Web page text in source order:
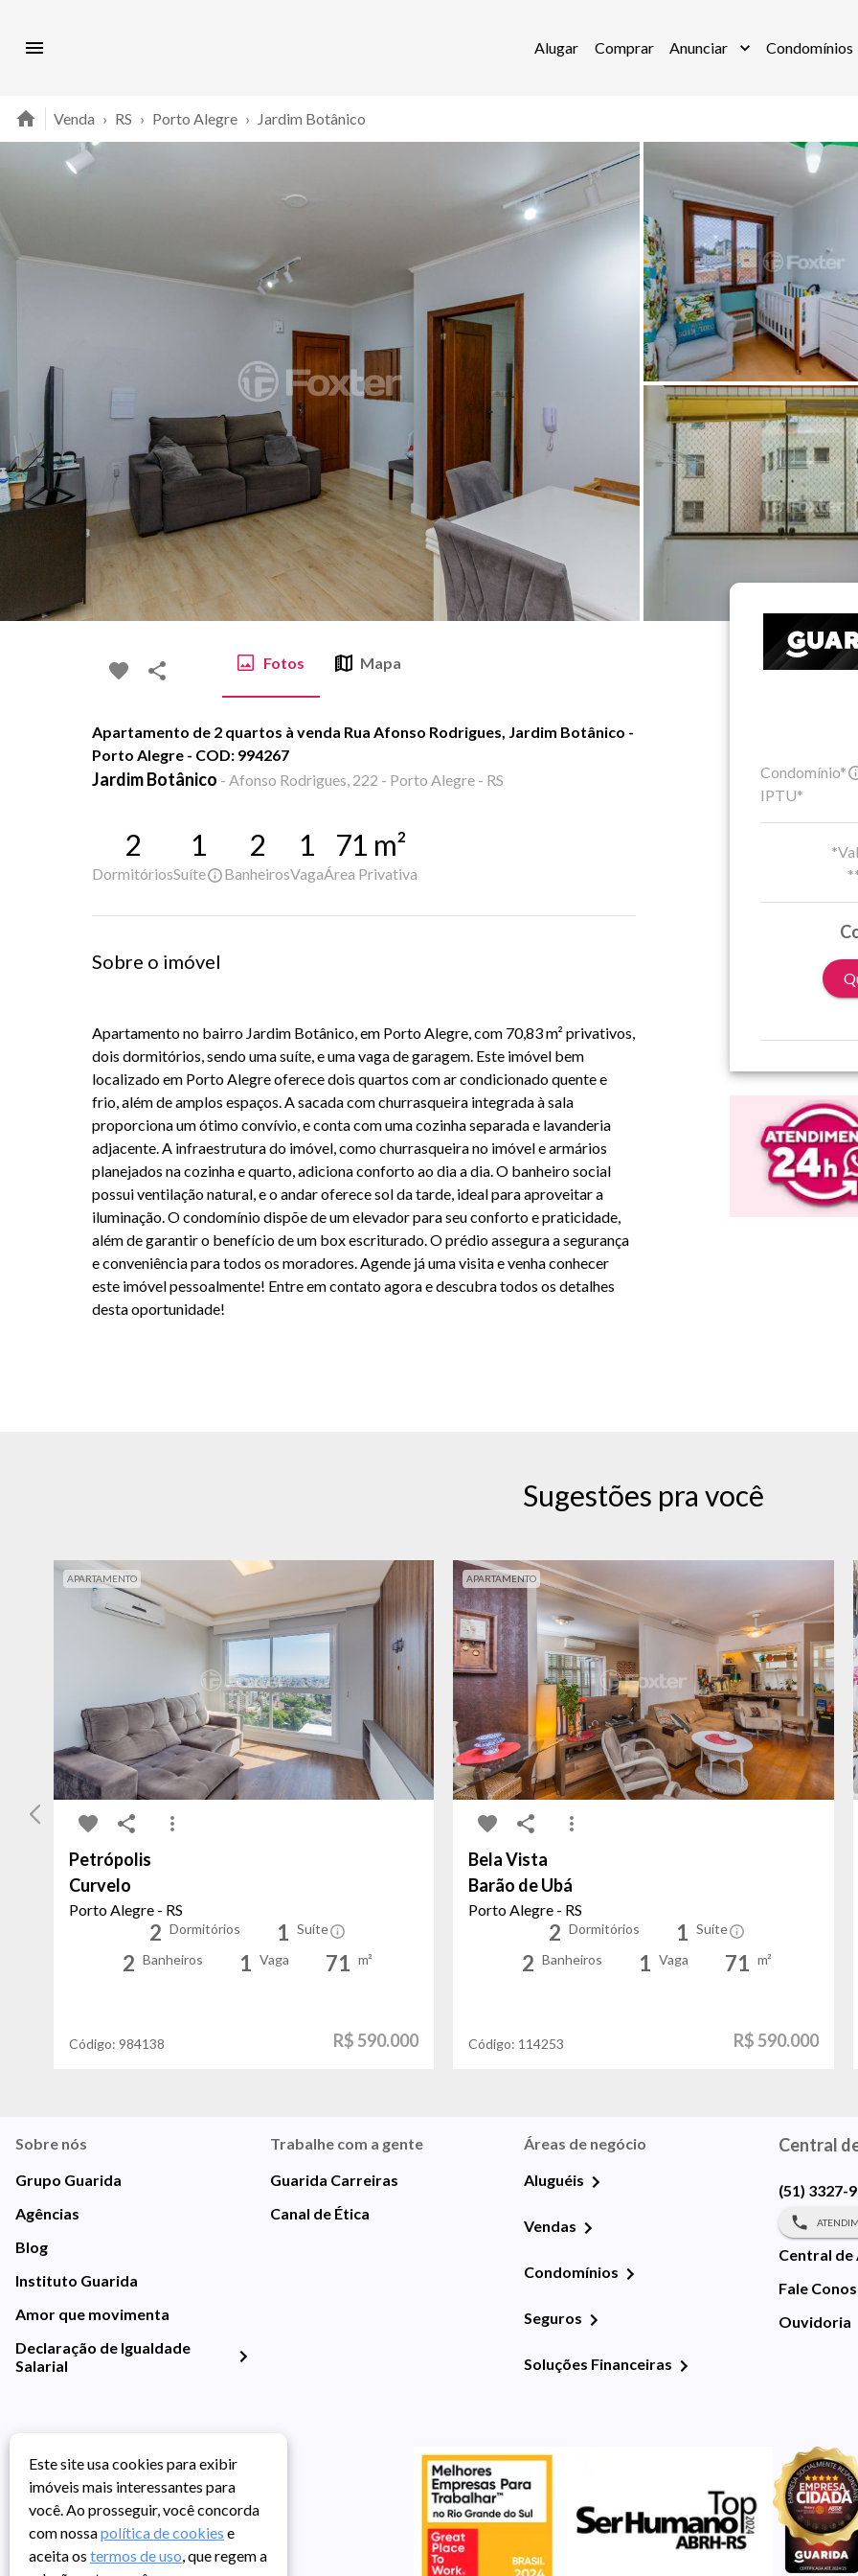
Alugar Comprar Anunciar Condomínios
Venda › RS › Porto Alegre › Jardim Botânico
Fotos Mapa
Apartamento de 2 quartos à venda Rua Afonso Rodrigues, Jardim Botânico -
Porto Alegre - COD: 994267
Jardim Botânico - Afonso Rodrigues, 222 - Porto Alegre - RS
2
Dormitórios
1
Suíte
2
Banheiros
1
Vaga
71 m²
Área Privativa
Sobre o imóvel
Apartamento no bairro Jardim Botânico, em Porto Alegre, com 70,83 m² privativos,
dois dormitórios, sendo uma suíte, e uma vaga de garagem. Este imóvel bem
localizado em Porto Alegre oferece dois quartos com ar condicionado quente e
frio, além de amplos espaços. A sacada com churrasqueira integrada à sala
proporciona um ótimo convívio, e conta com uma cozinha separada e lavanderia
adjacente. A infraestrutura do imóvel, como churrasqueira no imóvel e armários
planejados na cozinha e quarto, adiciona conforto ao dia a dia. O banheiro social
possui ventilação natural, e o andar oferece sol da tarde, ideal para aproveitar a
iluminação. O condomínio dispõe de um elevador para seu conforto e praticidade,
além de garantir o benefício de um box escriturado. O prédio assegura a segurança
e conveniência para todos os moradores. Agende já uma visita e venha conhecer
este imóvel pessoalmente! Entre em contato agora e descubra todos os detalhes
desta oportunidade!
Condomínio*
IPTU*
Sugestões pra você
APARTAMENTO
Petrópolis
Curvelo
Porto Alegre - RS
2 Dormitórios 1 Suíte
2 Banheiros 1 Vaga 71 m²
Código: 984138 R$ 590.000
APARTAMENTO
Bela Vista
Barão de Ubá
Porto Alegre - RS
2 Dormitórios 1 Suíte
2 Banheiros 1 Vaga 71 m²
Código: 114253 R$ 590.000
Sobre nós
Grupo Guarida
Agências
Blog
Instituto Guarida
Amor que movimenta
Declaração de Igualdade
Salarial
Trabalhe com a gente
Guarida Carreiras
Canal de Ética
Áreas de negócio
Aluguéis
Vendas
Condomínios
Seguros
Soluções Financeiras
Central
(51) 3327-
Central de
Fale
Ouvidoria
Este site usa cookies para exibir
imóveis mais interessantes para
você. Ao prosseguir, você concorda
com nossapolítica de cookies e
aceita os termos de uso, que regem a